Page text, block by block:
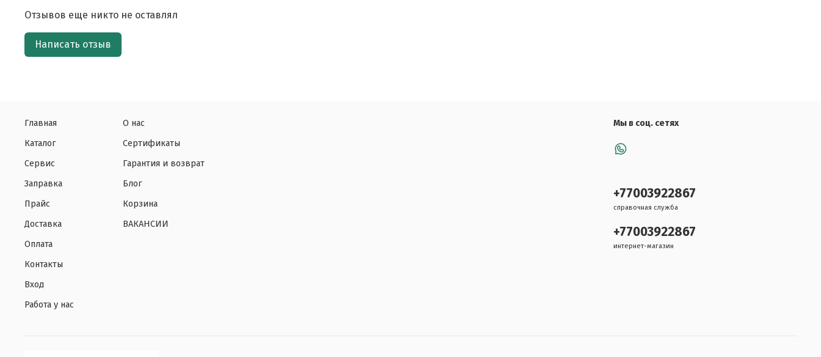
Отзывов еще никто не оставлял
Написать отзыв
Главная
Каталог
Сервис
Заправка
Прайс
Доставка
Оплата
Контакты
Вход
Работа у нас
О нас
Сертификаты
Гарантия и возврат
Блог
Корзина
ВАКАНСИИ
Мы в соц. сетях
+77003922867
справочная служба
+77003922867
интернет-магазин